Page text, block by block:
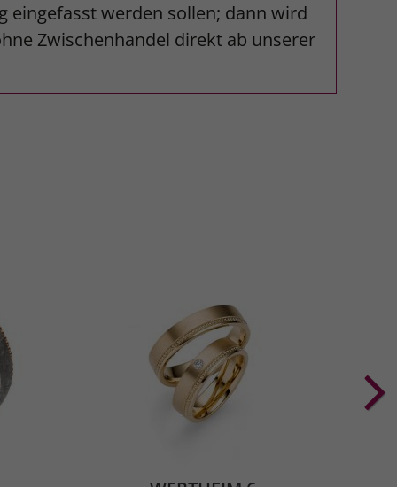
eingefasst werden sollen; dann wird
Zwischenhandel direkt ab unserer